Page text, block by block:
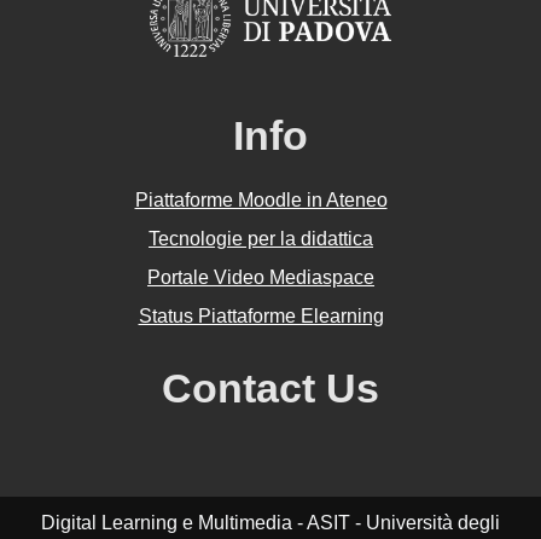
Info
Piattaforme Moodle in Ateneo
Tecnologie per la didattica
Portale Video Mediaspace
Status Piattaforme Elearning
Contact Us
Digital Learning e Multimedia - ASIT - Università degli